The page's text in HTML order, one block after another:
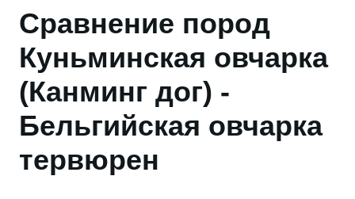
Сравнение пород
Куньминская овчарка
(Канминг дог) -
Бельгийская овчарка
тервюрен